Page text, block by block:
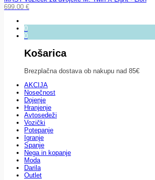
699.00 €
0
0
Košarica
Brezplačna dostava ob nakupu nad 85€
AKCIJA
Nosečnost
Dojenje
Hranjenje
Avtosedeži
Vozički
Potepanje
Igranje
Spanje
Nega in kopanje
Moda
Darila
Outlet